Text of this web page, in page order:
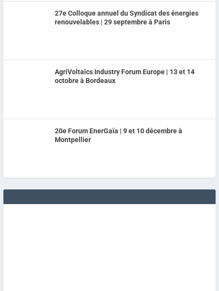
27e Colloque annuel du Syndicat des énergies
renouvelables | 29 septembre à Paris
AgriVoltaics Industry Forum Europe | 13 et 14
octobre à Bordeaux
20e Forum EnerGaïa | 9 et 10 décembre à
Montpellier